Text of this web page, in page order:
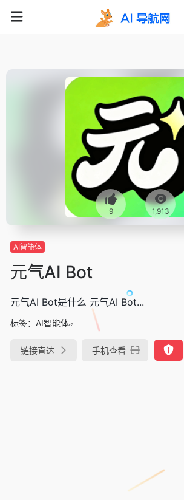
9 1,913
AI智能体
元气AI Bot
元气AI Bot是什么 元气AI Bot...
标签： AI智能体
链接直达 手机查看